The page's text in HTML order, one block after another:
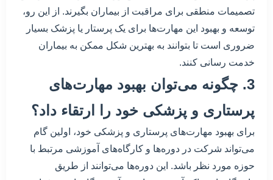
تصمیمات منطقی برای مراقبت از بیماران بگیرند. از این رو،
توسعه و بهبود این مهارت‌ها برای یک پرستار یا پزشک بسیار
ضروری است تا بتوانند به بهترین شکل ممکن به بیماران
خدمت رسانی کنند.
3. چگونه می‌توان بهبود مهارت‌های
پرستاری و پزشکی خود را ارتقاء داد؟
برای بهبود مهارت‌های پرستاری و پزشکی خود، اولین گام
می‌تواند شرکت در دوره‌ها و کارگاه‌های آموزشی مرتبط با
حوزه مورد نظر باشد. این دوره‌ها می‌توانند از طریق